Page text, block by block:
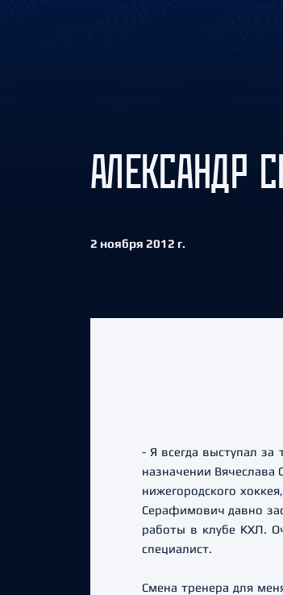
АЛЕКСАНДР
2 ноября 2012 г.
- Я всегда выступал
назначении Вячеслава
нижегородского
Серафимович давно
работы в клубе КХЛ.
специалист.
Смена тренера для